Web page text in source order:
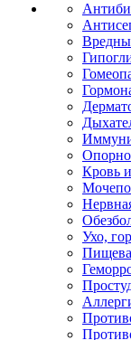
Кровь
Ухо,